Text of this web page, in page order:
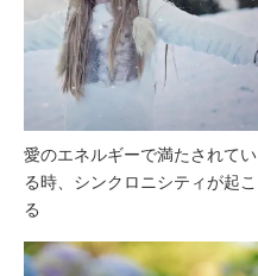
愛のエネルギーで満たされてい
る時、シンクロニシティが起こ
る